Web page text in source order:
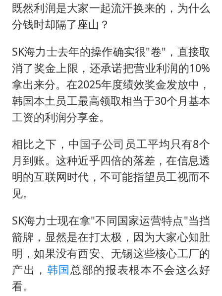
既然利润是大家一起流汗换来的，为什么
分钱时却隔了座山？
SK海力士去年的操作确实很"卷"，直接取
消了奖金上限，还承诺把营业利润的10%
拿出来分。在2025年度绩效奖金发放中，
韩国本土员工最高领取相当于30个月基本
工资的利润分享金。
相比之下，中国子公司员工平均只有8个
月到账。这种近乎四倍的落差，在信息透
明的互联网时代，不可能指望员工视而不
见。
SK海力士现在拿"不同国家运营特点"当挡
箭牌，显然是在打太极，因为大家心知肚
明，如果没有西安、无锡这些核心工厂的
产出， 韩国总部的报表根本不会这么好
看。